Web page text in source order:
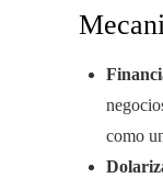
como